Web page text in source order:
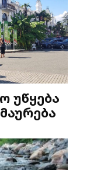
უწყება